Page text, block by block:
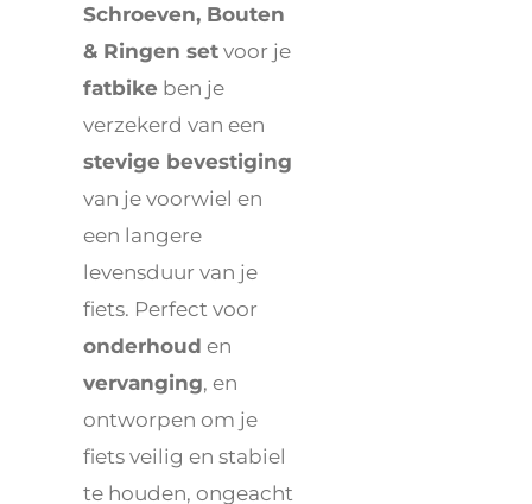
Schroeven, Bouten
& Ringen setvoor je
fatbike ben je
verzekerd van een
stevige bevestiging
van je voorwiel en
een langere
levensduur van je
fiets. Perfect voor
onderhoud en
vervanging, en
ontworpen om je
fiets veilig en stabiel
te houden, ongeacht